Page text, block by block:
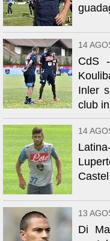
14
CdS
Inler
club
14
13
Di